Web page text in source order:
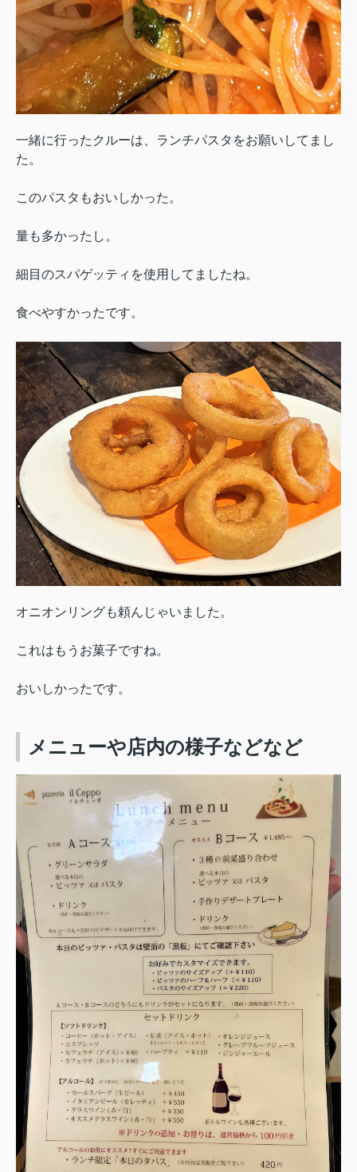
一緒に行ったクルーは、ランチパスタをお願いしてまし
た。
このパスタもおいしかった。
量も多かったし。
細目のスパゲッティを使用してましたね。
食べやすかったです。
オニオンリングも頼んじゃいました。
これはもうお菓子ですね。
おいしかったです。
メニューや店内の様子などなど